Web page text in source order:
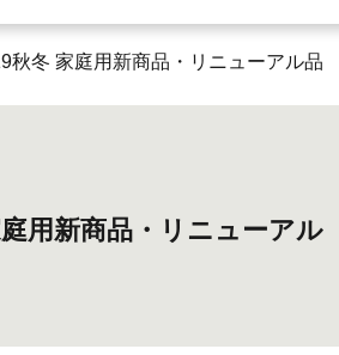
秋冬 家庭用新商品・リニューアル品
用新商品・リニューアル